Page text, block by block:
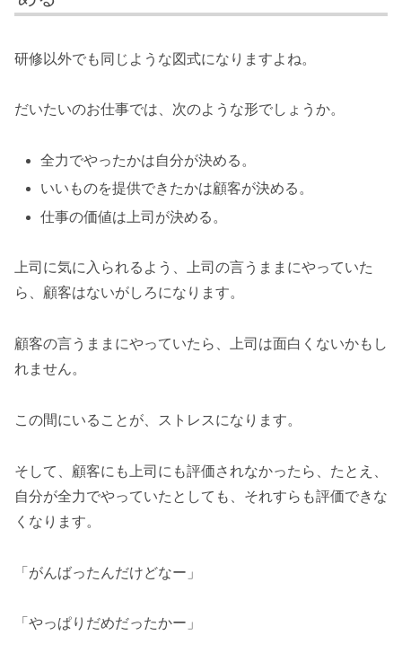
研修以外でも同じような図式になりますよね。
だいたいのお仕事では、次のような形でしょうか。
全力でやったかは自分が決める。
いいものを提供できたかは顧客が決める。
仕事の価値は上司が決める。
上司に気に入られるよう、上司の言うままにやっていた
ら、顧客はないがしろになります。
顧客の言うままにやっていたら、上司は面白くないかもし
れません。
この間にいることが、ストレスになります。
そして、顧客にも上司にも評価されなかったら、たとえ、
自分が全力でやっていたとしても、それすらも評価できな
くなります。
「がんばったんだけどなー」
「やっぱりだめだったかー」